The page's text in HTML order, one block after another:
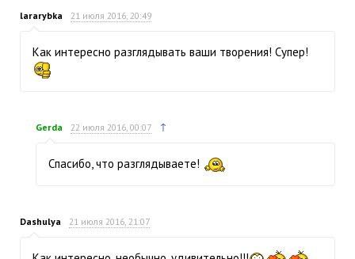
lararybka 21 июля 2016, 20:49
Как интересно разглядывать ваши творения! Супер!
Gerda 22 июля 2016, 00:07 ↑
Спасибо, что разглядываете!
Dashulya 21 июля 2016, 21:07